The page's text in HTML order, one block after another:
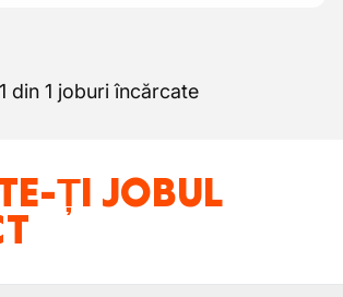
1 din 1 joburi încărcate
ȚI JOBUL